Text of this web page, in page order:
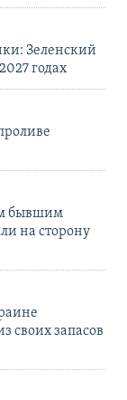
Зеленский
годах
бывшим
на сторону
своих запасов